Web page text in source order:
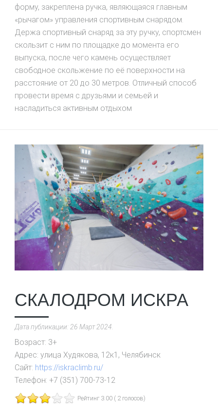
форму, закреплена ручка, являющаяся главным
«рычагом» управления спортивным снарядом.
Держа спортивный снаряд за эту ручку, спортсмен
скользит с ним по площадке до момента его
выпуска, после чего камень осуществляет
свободное скольжение по её поверхности на
расстояние от 20 до 30 метров. Отличный способ
провести время с друзьями и семьей и
насладиться активным отдыхом
СКАЛОДРОМ ИСКРА
Дата публикации: 26 Март 2024
Возраст: 3+
Адрес: улица Худякова, 12к1, Челябинск
Сайт: https://iskraclimb.ru/
Телефон: +7 (351) 700-73-12
Рейтинг 3.00 ( 2 голосов)